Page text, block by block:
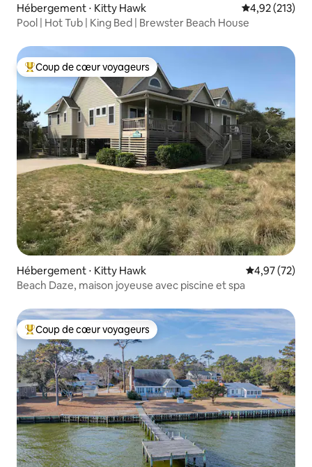
Hébergement ⋅ Kitty Hawk Évaluation
4,92 (213)
Pool | Hot Tub | King Bed | Brewster Beach House
Coups de cœur voyageurs les plus appréciés
Coup de cœur voyageurs
Hébergement ⋅ Kitty Hawk Évaluation
4,97 (72)
Beach Daze, maison joyeuse avec piscine et spa
Coups de cœur voyageurs les plus appréciés
Coup de cœur voyageurs